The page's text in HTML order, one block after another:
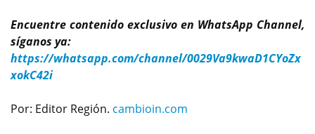
Encuentre contenido exclusivo en WhatsApp Channel,
síganos ya:
https://whatsapp.com/channel/0029Va9kwaD1CYoZx
xokC42i
Por: Editor Región. cambioin.com